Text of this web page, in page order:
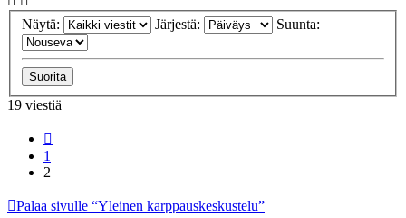
Näytä: Järjestä: Suunta:
19 viestiä
1
2
Palaa sivulle “Yleinen karppauskeskustelu”